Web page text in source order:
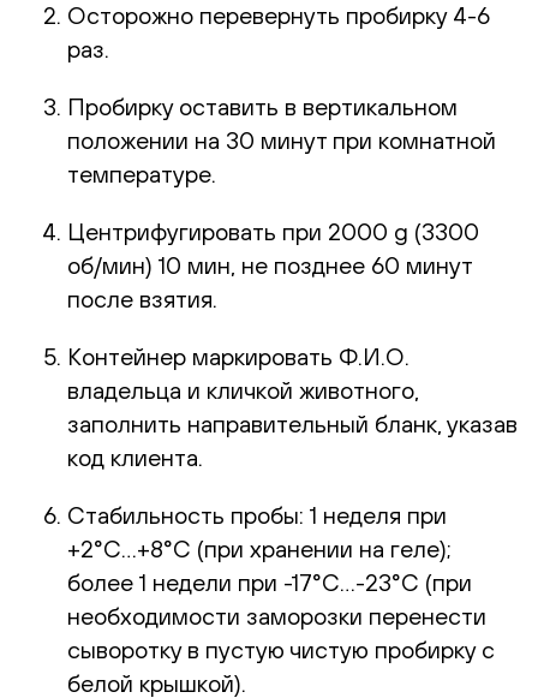
Осторожно перевернуть пробирку 4-6
раз.
Пробирку оставить в вертикальном
положении на 30 минут при комнатной
температуре.
Центрифугировать при 2000 g (3300
об/мин) 10 мин, не позднее 60 минут
после взятия.
Контейнер маркировать Ф.И.О.
владельца и кличкой животного,
заполнить направительный бланк, указав
код клиента.
Стабильность пробы: 1 неделя при
+2°С…+8°С (при хранении на геле);
более 1 недели при -17°С…-23°С (при
необходимости заморозки перенести
сыворотку в пустую чистую пробирку с
белой крышкой).